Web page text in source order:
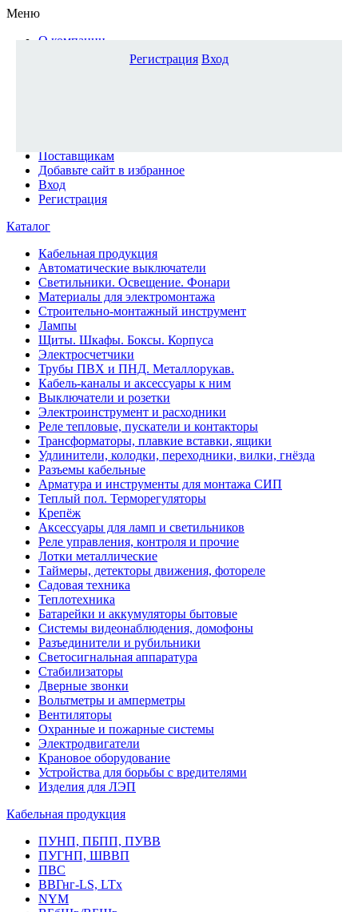
Меню
О компании
Доставка и оплата
Поставщикам
Добавьте сайт в избранное
Вход
Регистрация
Каталог
Кабельная продукция
Автоматические выключатели
Светильники. Освещение. Фонари
Материалы для электромонтажа
Строительно-монтажный инструмент
Лампы
Щиты. Шкафы. Боксы. Корпуса
Электросчетчики
Трубы ПВХ и ПНД. Металлорукав.
Кабель-каналы и аксессуары к ним
Выключатели и розетки
Электроинструмент и расходники
Реле тепловые, пускатели и контакторы
Трансформаторы, плавкие вставки, ящики
Удлинители, колодки, переходники, вилки, гнёзда
Разъемы кабельные
Арматура и инструменты для монтажа СИП
Теплый пол. Терморегуляторы
Крепёж
Аксессуары для ламп и светильников
Реле управления, контроля и прочие
Лотки металлические
Таймеры, детекторы движения, фотореле
Садовая техника
Теплотехника
Батарейки и аккумуляторы бытовые
Системы видеонаблюдения, домофоны
Разъединители и рубильники
Светосигнальная аппаратура
Стабилизаторы
Дверные звонки
Вольтметры и амперметры
Вентиляторы
Охранные и пожарные системы
Электродвигатели
Крановое оборудование
Устройства для борьбы с вредителями
Изделия для ЛЭП
Кабельная продукция
ПУНП, ПБПП, ПУВВ
ПУГНП, ШВВП
ПВС
ВВГнг-LS, LTx
NYM
Регистрация Вход